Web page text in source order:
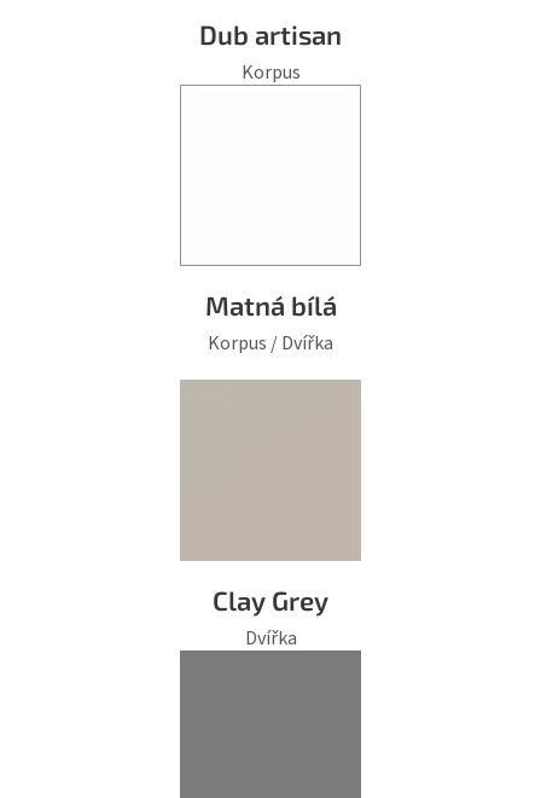
Dub artisan
Korpus
Matná bílá
Korpus / Dvířka
Clay Grey
Dvířka